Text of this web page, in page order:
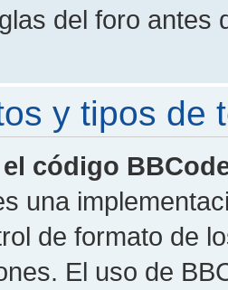
del foro antes
y tipos de
código
una
de formato de
El uso de